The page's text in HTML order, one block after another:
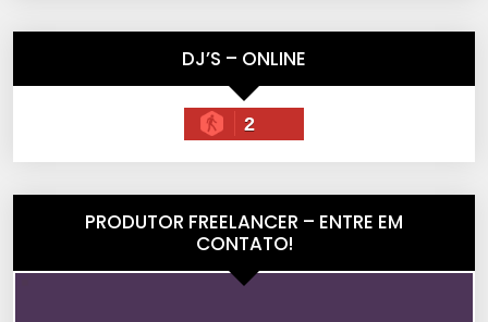
DJ’S – ONLINE
2
PRODUTOR FREELANCER – ENTRE EM
CONTATO!